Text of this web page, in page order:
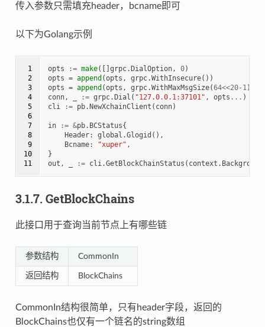
传入参数只需填充header，bcname即可
以下为Golang示例
1
2
3
4
5
6
7
8
9
10
11
opts := make([] grpc. DialOption, 0)
opts = append (opts , grpc.WithInsecure())
opts = append (opts , grpc.WithMaxMsgSize(64<<20- 1))
conn, := grpc. Dial ( "127.0.0.1:37101" , opts ... )
cli
:= pb. NewXchainClient ( conn)
in := &pb. BCStatus{
Header: global .Glogid (),
Bcname: "xuper" ,
}
out , := cli.GetBlockChainStatus ( context . Background
3.1.7. GetBlockChains
此接口用于查询当前节点上有哪些链
参数结构 CommonIn
返回结构 BlockChains
CommonIn结构很简单，只有header字段，返回的
BlockChains也仅有一个链名的string数组